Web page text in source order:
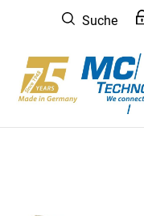
springen
Suche